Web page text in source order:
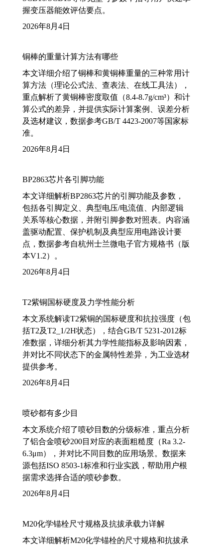
握变压器能效评估要点。
2026年8月4日
铜棒的重量计算方法有哪些
本文详细介绍了铜棒和黄铜棒重量的三种常用计
算方法（理论公式法、查表法、在线工具法），
重点解析了黄铜棒密度取值（8.4-8.7g/cm³）和计
算公式的差异，并提供实际计算案例、误差分析
及选材建议，数据参考GB/T 4423-2007等国家标
准。
2026年8月4日
BP2863芯片各引脚功能
本文详细解析BP2863芯片的引脚功能及参数，
包括各引脚定义、典型电压/电流值、内部逻辑
关系等核心数据，并附引脚参数对照表。内容涵
盖驱动配置、保护机制及典型应用电路设计要
点，数据参考自杭州士兰微电子官方规格书（版
本V1.2）。
2026年8月4日
T2紫铜国标硬度及力学性能分析
本文系统解读T2紫铜的国标硬度和抗拉强度（包
括T2及T2_1/2H状态），结合GB/T 5231-2012标
准数据，详细分析其力学性能指标及影响因素，
并对比不同状态下的金属特性差异，为工业选材
提供参考。
2026年8月4日
喷砂都有多少目
本文系统介绍了喷砂目数的分级标准，重点分析
了铝合金喷砂200目对应的表面粗糙度（Ra 3.2-
6.3μm），并对比不同目数的应用场景。数据来
源包括ISO 8503-1标准和行业实践，帮助用户根
据需求选择合适的喷砂参数。
2026年8月4日
M20化学锚栓尺寸规格及抗拔承载力详解
本文详细解析M20化学锚栓的尺寸规格和抗拔承